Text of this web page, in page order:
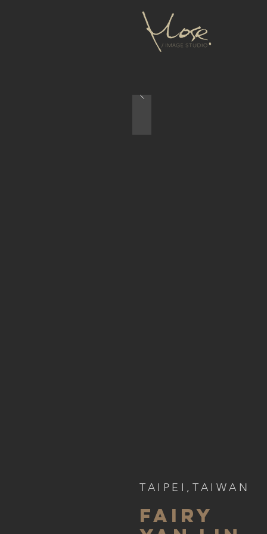
TAIPEI , TAIWAN
Fairy